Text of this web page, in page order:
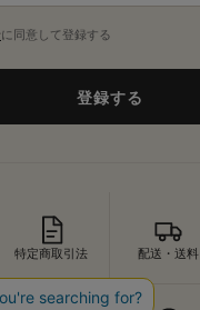
に同意して登録する
登録する
特定商取引法 配送・送料